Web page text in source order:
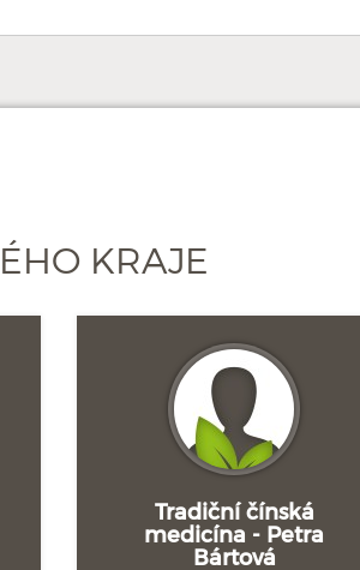
KRAJE
Tradiční čínská
medicína - Petra
Bártová